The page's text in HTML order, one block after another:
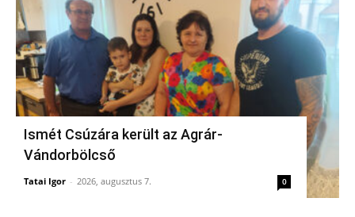
Ismét Csúzára került az Agrár-
Vándorbölcső
Tatai Igor - 2026, augusztus 7. 0